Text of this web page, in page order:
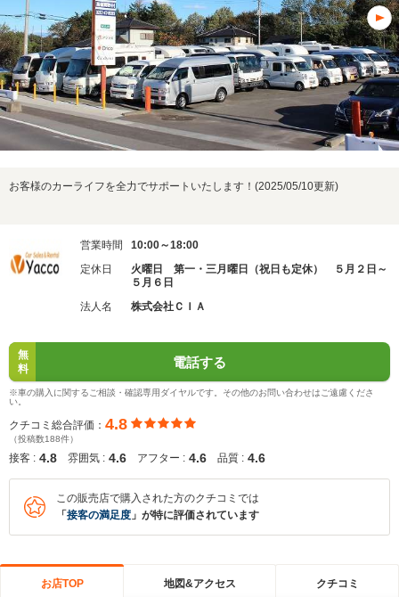
お客様のカーライフを全力でサポートいたします！(2025/05/10更新)
営業時間
10:00～18:00
定休日
火曜日 第一・三月曜日（祝日も定休） ５月２日～
５月６日
法人名
株式会社ＣＩＡ
無
料
電話する
※車の購入に関するご相談・確認専用ダイヤルです。その他のお問い合わせはご遠慮くださ
い。
クチコミ総合評価： 4.8
（投稿数188件）
接客 : 4.8 雰囲気 : 4.6 アフター : 4.6 品質 : 4.6
この販売店で購入された方のクチコミでは
「 接客の満足度 」が特に評価されています
お店TOP 地図&アクセス クチコミ